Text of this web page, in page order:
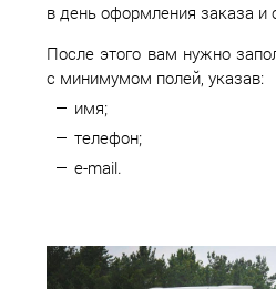
в день оформления заказа и
После этого вам нужно
с минимумом полей, указав:
имя;
телефон;
e-mail.